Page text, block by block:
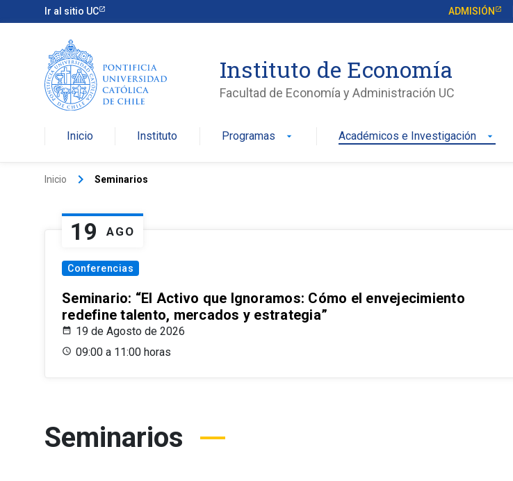
Ir al sitio UC ADMISIÓN
Instituto de Economía
Facultad de Economía y Administración UC
Inicio Instituto Programas arrow_drop_down Académicos e Investigación arrow_drop_down
Inicio keyboard_arrow_right Seminarios
19 AGO
Conferencias
Seminario: “El Activo que Ignoramos: Cómo el envejecimiento
redefine talento, mercados y estrategia”
19 de Agosto de 2026
09:00 a 11:00 horas
Seminarios